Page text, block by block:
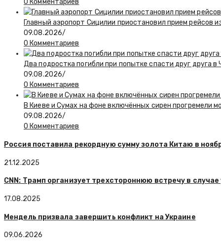
0 Комментариев
Главный аэропорт Сицилии приостановил прием рейсов
09.08.2026/
0 Комментариев
Два подростка погибли при попытке спасти друг друга в
09.08.2026/
0 Комментариев
В Киеве и Сумах на фоне включённых сирен прогремели
09.08.2026/
0 Комментариев
Россия поставила рекордную сумму золота Китаю в
21.12.2025
CNN: Трамп организует трехстороннюю встречу в
17.08.2025
Мендель призвала завершить конфликт на Украине
09.06.2026